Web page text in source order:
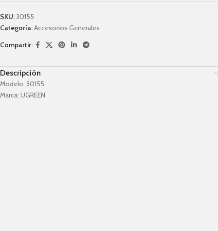
SKU:30155
Categoría:Accesorios Generales
Compartir:
Descripción
Modelo: 30155
Marca: UGREEN